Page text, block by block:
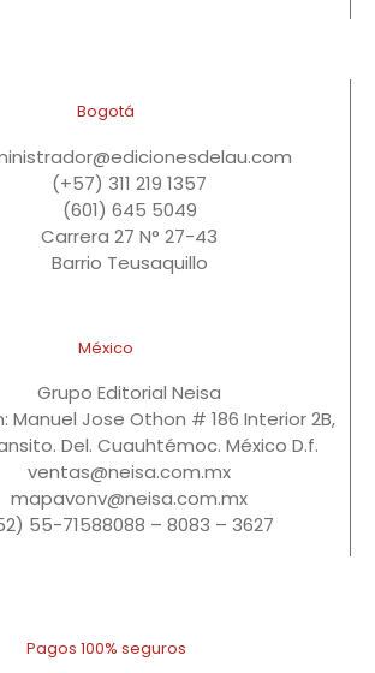
Bogotá
(+57) 311 219 1357
(601) 645 5049
Carrera 27 N° 27-43
Barrio Teusaquillo
México
Grupo Editorial Neisa
Manuel Jose Othon # 186 Interior 2B,
Del. Cuauhtémoc. México D.f.
ventas@neisa.com.mx
mapavonv@neisa.com.mx
55-71588088 – 8083 – 3627
Pagos 100% seguros